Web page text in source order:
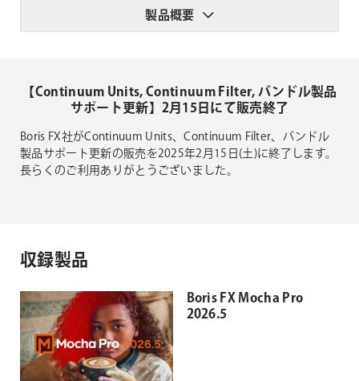
製品概要
【Continuum Units, Continuum Filter, バンドル製品
サポート更新】2月15日にて販売終了
Boris FX社がContinuum Units、Continuum Filter、バンドル
製品サポート更新の販売を2025年2月15日(土)に終了します。
長らくのご利用ありがとうございました。
収録製品
Boris FX Mocha Pro
2026.5